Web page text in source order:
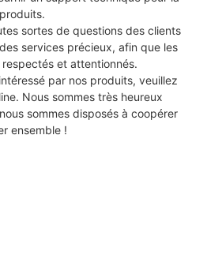
sortes de questions des clients
services précieux, afin que les
et attentionnés.
par nos produits, veuillez
Nous sommes très heureux
sommes disposés à coopérer
ensemble !